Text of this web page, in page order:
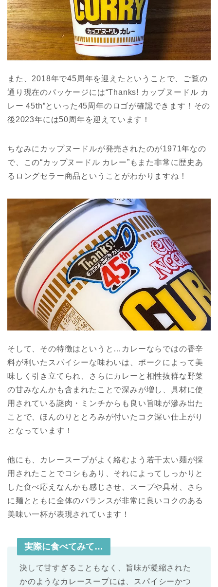
また、2018年で45周年を迎えたということで、ご覧の
通り現在のパッケージには“Thanks! カップヌードル カ
レー 45th”といった45周年のロゴが確認できます！その
後2023年には50周年を迎えています！
ちなみにカップヌードルが発売されたのが1971年なの
で、この“カップヌードル カレー”もまた非常に歴史あ
るロングセラー商品ということがわかりますね！
そして、その特徴はというと…カレーならではの香辛
料が利いたスパイシーな味わいは、ポークによって美
味しく引き立てられ、さらにカレーと相性抜群な野菜
の甘みなんかも含まれたことで深みが増し、具材に使
用されている謎肉・ミンチからも良い旨味が滲み出た
ことで、ほんのりととろみが付いたコク深い仕上がり
となっています！
他にも、カレースープがよく絡むよう若干太い麺が採
用されたことでコシもあり、それによってしっかりと
した食べ応えなんかも感じさせ、スープや具材、さら
に麺とともに全体のバランスが非常に良いコクのある
美味い一杯が表現されています！
実際に食べてみて…
決して甘すぎることもなく、旨味が凝縮された
かのようなカレースープには、スパイシーかつ